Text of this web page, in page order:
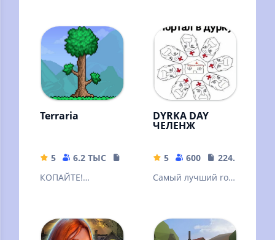
Terraria
5 6.2 ТЫС
137.47 MB
КОПАЙТЕ!
СТРОЙТЕ!
DYRKA DAY
ЧЕЛЕНЖ
5 600
224.92 MB
Самый лучший rofl